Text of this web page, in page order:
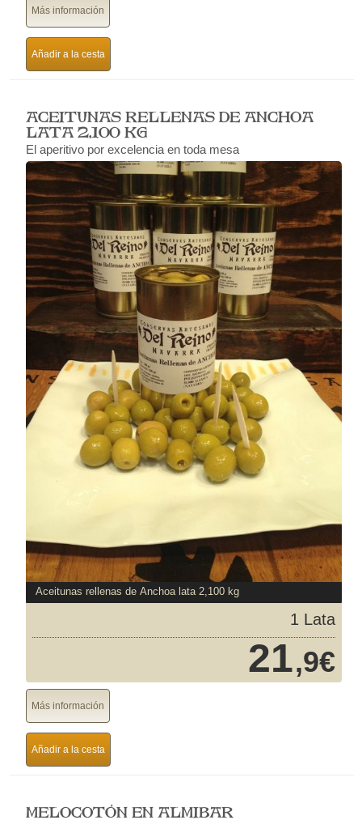
Más información
Añadir a la cesta
ACEITUNAS RELLENAS DE ANCHOA
LATA 2,100 KG
El aperitivo por excelencia en toda mesa
Aceitunas rellenas de Anchoa lata 2,100 kg
1 Lata
21,9€
Más información
Añadir a la cesta
MELOCOTÓN EN ALMIBAR